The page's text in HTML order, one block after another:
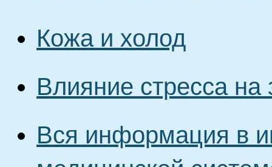
Кожа и холод
Влияние стресса на
Вся информация в